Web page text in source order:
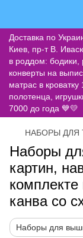
Доставка по
Киев, пр-т В.
в роддом: бодики,
конверты на
матрас в
полотенца,
7000 до года 💙💛
НАБОРЫ ДЛЯ
Наборы
картин,
комплекте
канва со
Наборы для